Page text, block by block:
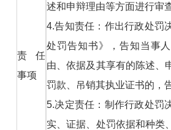
责任
事项
述和申辩理由等方面进行审
4.告知责任：作出行政处罚
处罚告知书》，告知当事
由、依据及其享有的陈述、
罚款、吊销其执业证书的，
5.决定责任：制作行政处罚
实、证据、处罚依据和种类